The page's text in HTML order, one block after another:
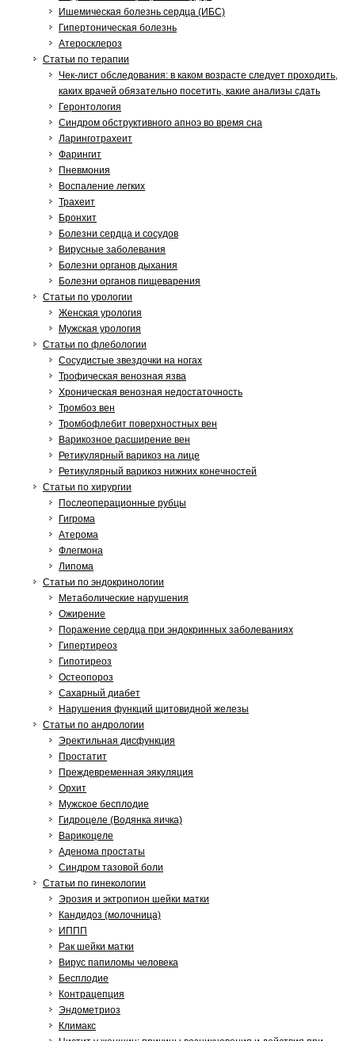
Ишемическая болезнь сердца (ИБС)
Гипертоническая болезнь
Атеросклероз
Статьи по терапии
Чек-лист обследования: в каком возрасте следует проходить,
каких врачей обязательно посетить, какие анализы сдать
Геронтология
Синдром обструктивного апноэ во время сна
Ларинготрахеит
Фарингит
Пневмония
Воспаление легких
Трахеит
Бронхит
Болезни сердца и сосудов
Вирусные заболевания
Болезни органов дыхания
Болезни органов пищеварения
Статьи по урологии
Женская урология
Мужская урология
Статьи по флебологии
Сосудистые звездочки на ногах
Трофическая венозная язва
Хроническая венозная недостаточность
Тромбоз вен
Тромбофлебит поверхностных вен
Варикозное расширение вен
Ретикулярный варикоз на лице
Ретикулярный варикоз нижних конечностей
Статьи по хирургии
Послеоперационные рубцы
Гигрома
Атерома
Флегмона
Липома
Статьи по эндокринологии
Метаболические нарушения
Ожирение
Поражение сердца при эндокринных заболеваниях
Гипертиреоз
Гипотиреоз
Остеопороз
Сахарный диабет
Нарушения функций щитовидной железы
Статьи по андрологии
Эректильная дисфункция
Простатит
Преждевременная эякуляция
Орхит
Мужское бесплодие
Гидроцеле (Водянка яичка)
Варикоцеле
Аденома простаты
Синдром тазовой боли
Статьи по гинекологии
Эрозия и эктропион шейки матки
Кандидоз (молочница)
ИППП
Рак шейки матки
Вирус папиломы человека
Бесплодие
Контрацепция
Эндометриоз
Климакс